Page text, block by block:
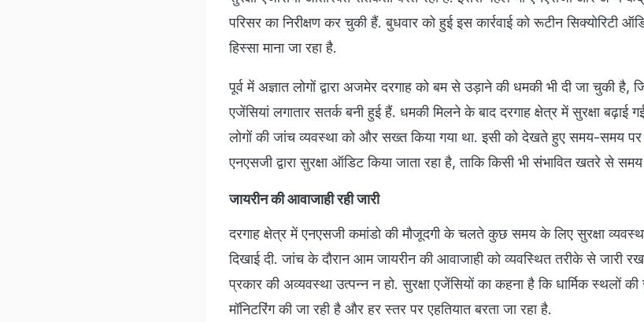
परिसर का निरीक्षण कर चुकी हैं. बुधवार को हुई इस कार्रवाई को रूटीन सिक्योरिटी
हिस्सा माना जा रहा है.
पूर्व में अज्ञात लोगों द्वारा अजमेर दरगाह को बम से उड़ाने की धमकी भी दी जा चुकी है,
एजेंसियां लगातार सतर्क बनी हुई हैं. धमकी मिलने के बाद दरगाह क्षेत्र में सुरक्षा
लोगों की जांच व्यवस्था को और सख्त किया गया था. इसी को देखते हुए समय-समय
एनएसजी द्वारा सुरक्षा ऑडिट किया जाता रहा है, ताकि किसी भी संभावित खतरे से
जायरीन की आवाजाही रही जारी
दरगाह क्षेत्र में एनएसजी कमांडो की मौजूदगी के चलते कुछ समय के लिए सुरक्षा
दिखाई दी. जांच के दौरान आम जायरीन की आवाजाही को व्यवस्थित तरीके से जारी
प्रकार की अव्यवस्था उत्पन्न न हो. सुरक्षा एजेंसियों का कहना है कि धार्मिक स्थलों की
मॉनिटरिंग की जा रही है और हर स्तर पर एहतियात बरता जा रहा है.